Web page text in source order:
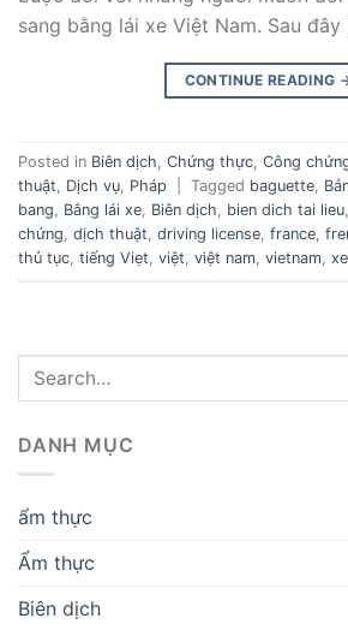
sang bằng lái xe Việt Nam. Sau
CONTINUE READING
Posted in Biên dịch Chứng thực Công
thuật
Dịch vụ Pháp Tagged baguette
bang
Bằng lái xe Biên dịch bien dich tai lieu
chứng dịch thuật driving license france
thủ tục tiếng Viẹt việt việt nam vietnam xe
DANH MỤC
ẩm thực
Ẩm thực
Biên dịch